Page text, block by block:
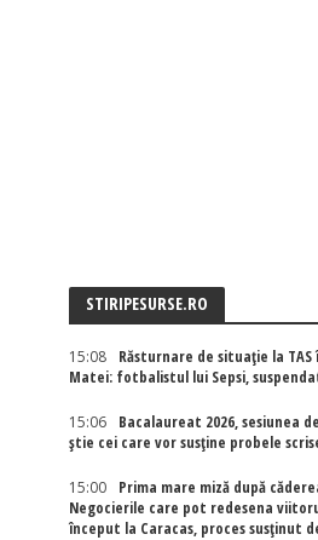
STIRIPESURSE.RO
15:08
Răsturnare de situație la TAS
Matei: fotbalistul lui Sepsi,
15:06
Bacalaureat 2026, sesiunea
știe cei care vor susține probele
15:00
Prima mare miză după
Negocierile care pot redesena
început la Caracas, proces susținut